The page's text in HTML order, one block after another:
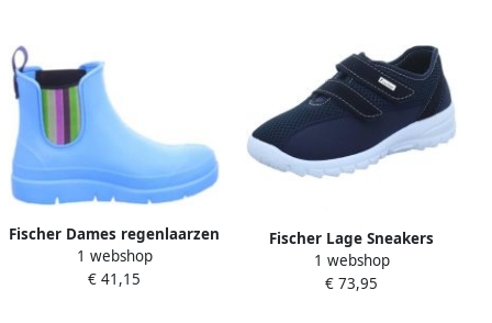
Fischer Dames regenlaarzen
in effen kleur
1 webshop
€ 41,15
Fischer Lage Sneakers
1 webshop
€ 73,95